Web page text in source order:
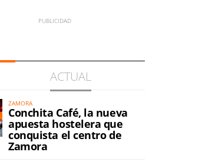
ACTUAL
ZAMORA
Conchita Café, la nueva
apuesta hostelera que
conquista el centro de
Zamora